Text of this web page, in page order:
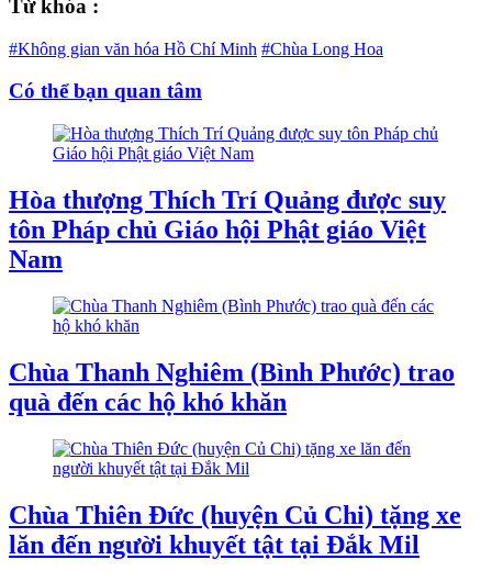
Từ khóa :
#Không gian văn hóa Hồ Chí Minh #Chùa Long Hoa
Có thể bạn quan tâm
Hòa thượng Thích Trí Quảng được suy
tôn Pháp chủ Giáo hội Phật giáo Việt
Nam
Chùa Thanh Nghiêm (Bình Phước) trao
quà đến các hộ khó khăn
Chùa Thiên Đức (huyện Củ Chi) tặng xe
lăn đến người khuyết tật tại Đắk Mil